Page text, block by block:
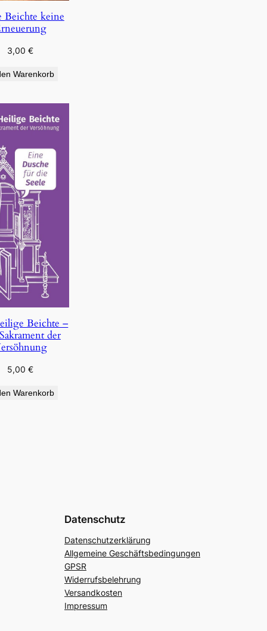
Beichte keine
3,00€
Warenkorb
Beichte –
der
5,00€
Warenkorb
Datenschutz
Datenschutzerklärung
Allgemeine Geschäftsbedingungen
GPSR
Widerrufsbelehrung
Versandkosten
Impressum